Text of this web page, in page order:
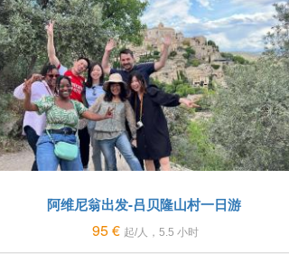
阿维尼翁出发-吕贝隆山村一日游
95 € 起/人，5.5 小时